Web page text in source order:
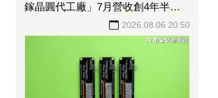
鎵晶圓代工廠」7月營收創4年半新
高 1.6T光通訊開始貢獻營收
2026.08.06 20:50